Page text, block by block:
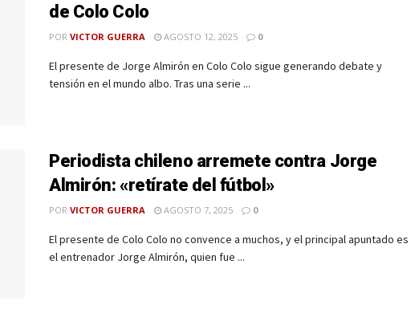
de Colo Colo
POR VICTOR GUERRA AGOSTO 12, 2025 0
El presente de Jorge Almirón en Colo Colo sigue generando debate y
tensión en el mundo albo. Tras una serie ...
Periodista chileno arremete contra Jorge
Almirón: «retírate del fútbol»
POR VICTOR GUERRA AGOSTO 7, 2025 0
El presente de Colo Colo no convence a muchos, y el principal apuntado es
el entrenador Jorge Almirón, quien fue ...